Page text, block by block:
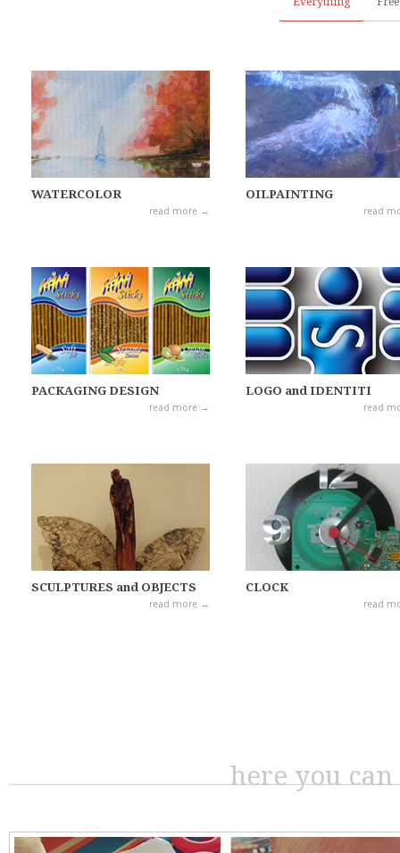
WATERCOLOR
read more →
OILPAINTING
read
PACKAGING DESIGN
read more →
LOGO and IDENTITI
read
SCULPTURES and OBJECTS
read more →
CLOCK
read
here you